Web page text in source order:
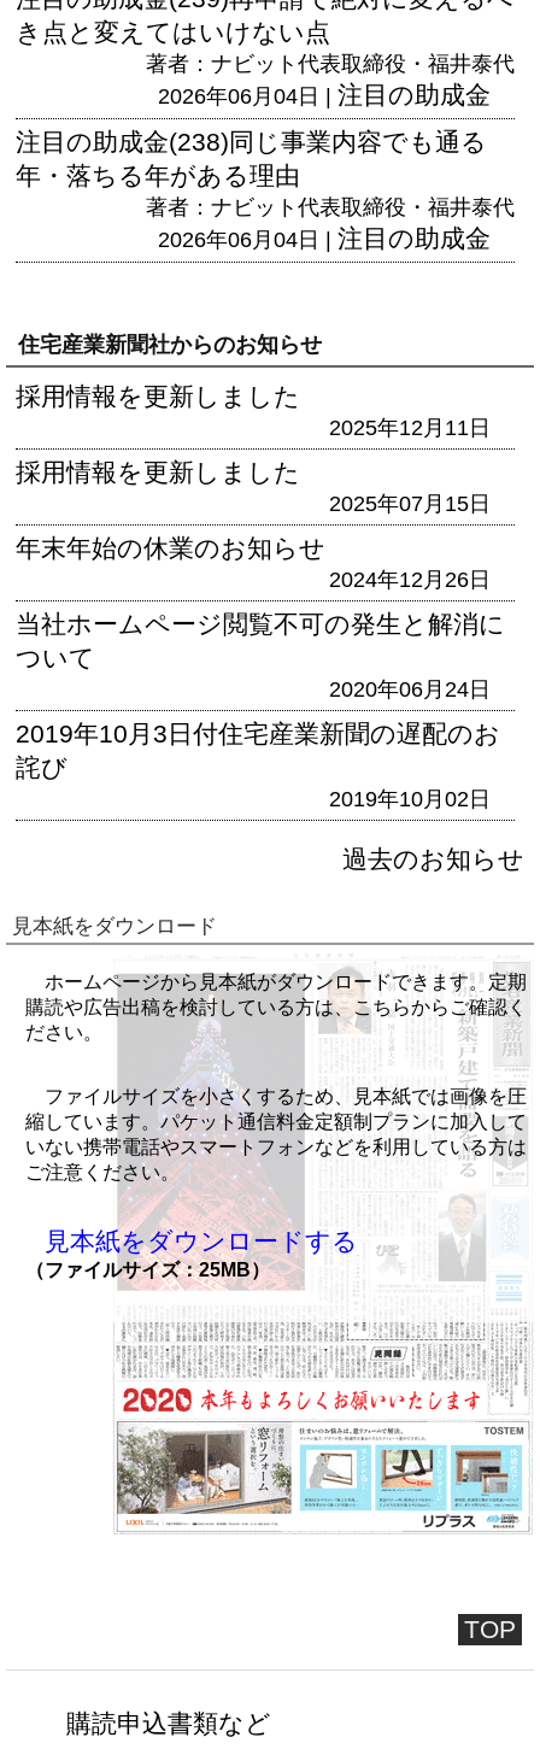
き点と変えてはいけない点
著者：ナビット代表取締役・福井泰代
2026年06月04日 | 注目の助成金
注目の助成金(238)同じ事業内容でも通る
年・落ちる年がある理由
著者：ナビット代表取締役・福井泰代
2026年06月04日 | 注目の助成金
住宅産業新聞社からのお知らせ
採用情報を更新しました
2025年12月11日
採用情報を更新しました
2025年07月15日
年末年始の休業のお知らせ
2024年12月26日
当社ホームページ閲覧不可の発生と解消に
ついて
2020年06月24日
2019年10月3日付住宅産業新聞の遅配のお
詫び
2019年10月02日
過去のお知らせ
見本紙をダウンロード
ホームページから見本紙がダウンロードできます。定期
購読や広告出稿を検討している方は、こちらからご確認く
ださい。
ファイルサイズを小さくするため、見本紙では画像を圧
縮しています。パケット通信料金定額制プランに加入して
いない携帯電話やスマートフォンなどを利用している方は
ご注意ください。
見本紙をダウンロードする
（ファイルサイズ：25MB）
TOP
購読申込書類など